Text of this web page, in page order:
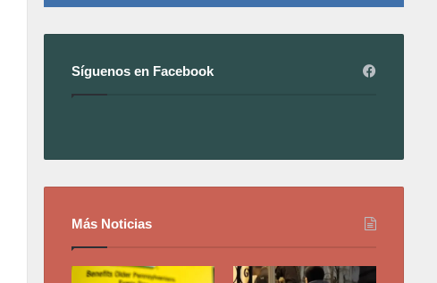
Síguenos en Facebook
Más Noticias